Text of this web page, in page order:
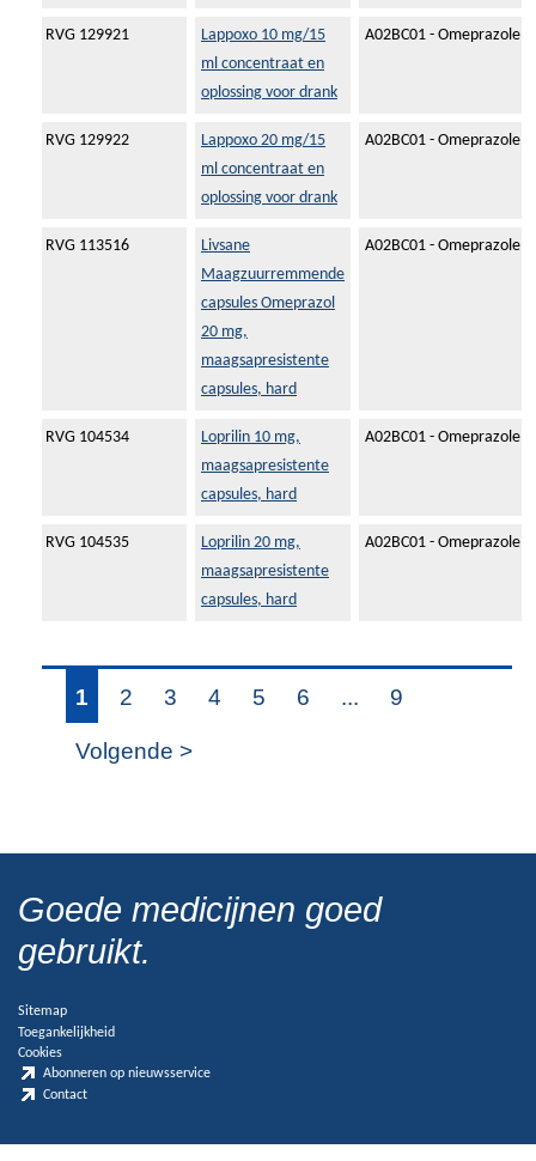
RVG 129921
Lappoxo 10 mg/15
ml concentraat en
oplossing voor drank
A02BC01 - Omeprazole
RVG 129922
Lappoxo 20 mg/15
ml concentraat en
oplossing voor drank
A02BC01 - Omeprazole
RVG 113516
Livsane
Maagzuurremmende
capsules Omeprazol
20 mg,
maagsapresistente
capsules, hard
A02BC01 - Omeprazole
RVG 104534
Loprilin 10 mg,
maagsapresistente
capsules, hard
A02BC01 - Omeprazole
RVG 104535
Loprilin 20 mg,
maagsapresistente
capsules, hard
A02BC01 - Omeprazole
1 2 3 4 5 6 ... 9
Volgende >
Goede medicijnen goed
gebruikt.
Sitemap
Toegankelijkheid
Cookies
Abonneren op nieuwsservice
Contact